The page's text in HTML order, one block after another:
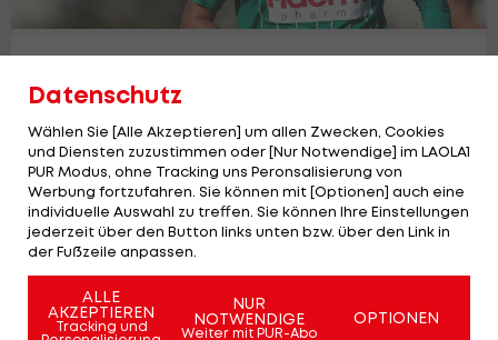
Richtung Belgien
Datenschutz
Wählen Sie [Alle Akzeptieren] um allen Zwecken, Cookies
und Diensten zuzustimmen oder [Nur Notwendige] im LAOLA1
PUR Modus, ohne Tracking uns Peronsalisierung von
Werbung fortzufahren. Sie können mit [Optionen] auch eine
individuelle Auswahl zu treffen. Sie können Ihre Einstellungen
jederzeit über den Button links unten bzw. über den Link in
der Fußzeile anpassen.
ALLE
AKZEPTIEREN
Tracking und
NUR
NOTWENDIGE
Weiter mit PUR-Abo
OPTIONEN